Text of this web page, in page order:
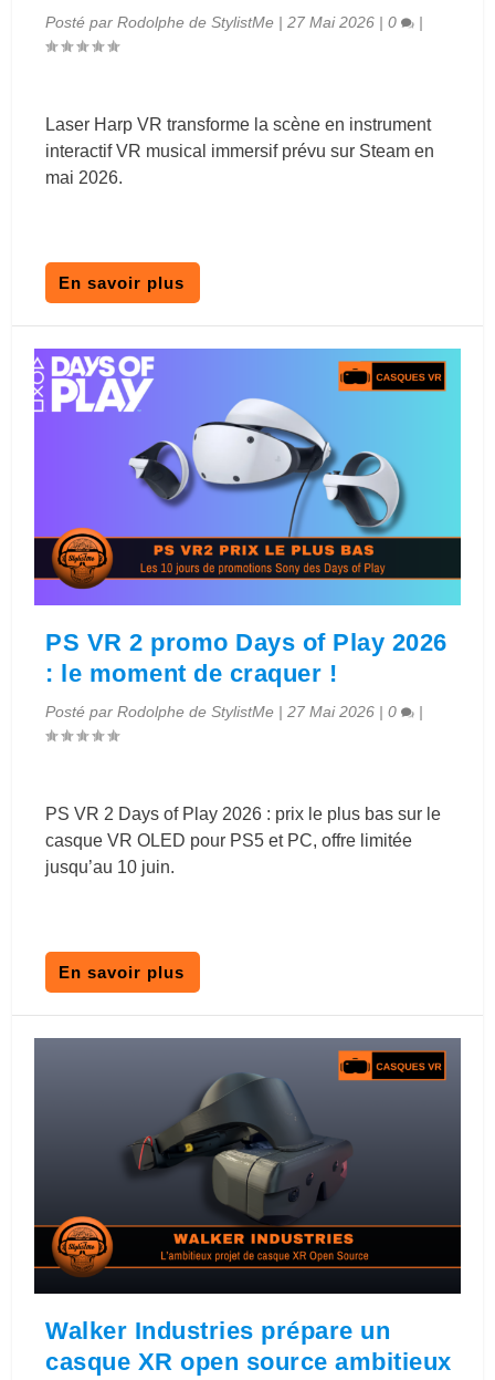
Posté parRodolphe de StylistMe |27 Mai 2026 |0 |
Laser Harp VR transforme la scène en instrument
interactif VR musical immersif prévu sur Steam en
mai 2026.
En savoir plus
PS VR 2 promo Days of Play 2026
: le moment de craquer !
Posté parRodolphe de StylistMe |27 Mai 2026 |0 |
PS VR 2 Days of Play 2026 : prix le plus bas sur le
casque VR OLED pour PS5 et PC, offre limitée
jusqu’au 10 juin.
En savoir plus
Walker Industries prépare un
casque XR open source ambitieux